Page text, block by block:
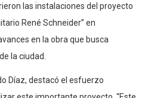
las instalaciones del proyecto
René Schneider” en
en la obra que busca
la ciudad.
Díaz, destacó el esfuerzo